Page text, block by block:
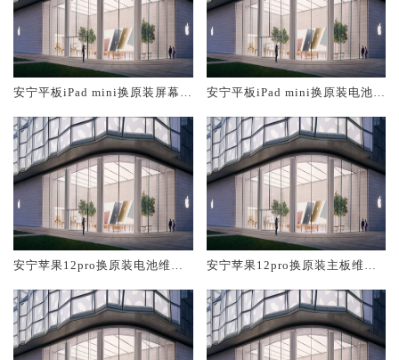
安宁平板iPad mini换原装屏幕服
安宁平板iPad mini换原装电池维
安宁苹果12pro换原装电池维修
安宁苹果12pro换原装主板维修